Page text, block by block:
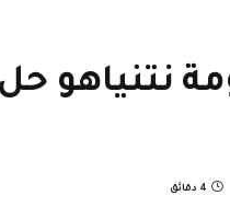
نتنياهو حل
4 دقائق